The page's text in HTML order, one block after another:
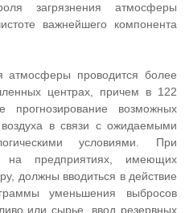
загрязнения атмосферы
важнейшего компонента
атмосферы проводится более
центрах, причем в 122
прогнозирование возможных
воздуха в связи с ожидаемыми
условиями. При
на предприятиях, имеющих
должны вводиться в действие
уменьшения выбросов
или сырье, ввод резервных